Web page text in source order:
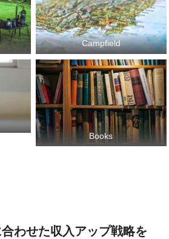
Campfield
Books
わせた収入アップ戦略を